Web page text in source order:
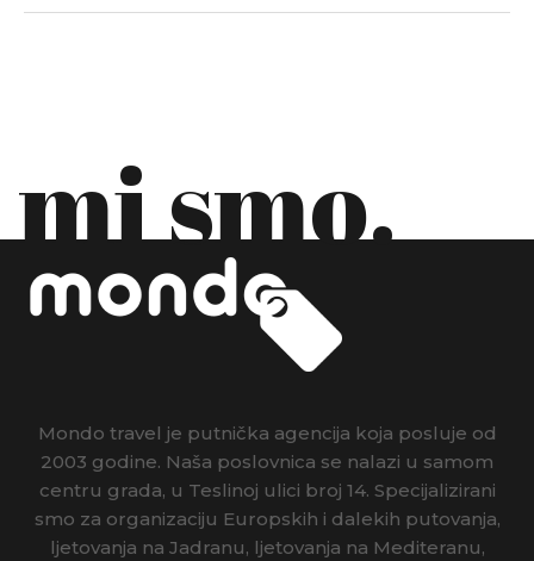
mi smo.
Mondo travel je putnička agencija koja posluje od
2003 godine. Naša poslovnica se nalazi u samom
centru grada, u Teslinoj ulici broj 14. Specijalizirani
smo za organizaciju Europskih i dalekih putovanja,
ljetovanja na Jadranu, ljetovanja na Mediteranu,